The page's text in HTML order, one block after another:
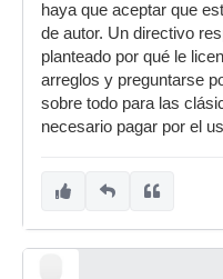
haya que aceptar que
de autor. Un directivo
planteado por qué le
arreglos y preguntarse
sobre todo para las
necesario pagar por el